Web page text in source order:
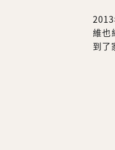
維也
到了